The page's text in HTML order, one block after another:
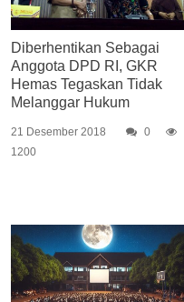
Diberhentikan Sebagai
Anggota DPD RI, GKR
Hemas Tegaskan Tidak
Melanggar Hukum
21 Desember 2018
0
1200